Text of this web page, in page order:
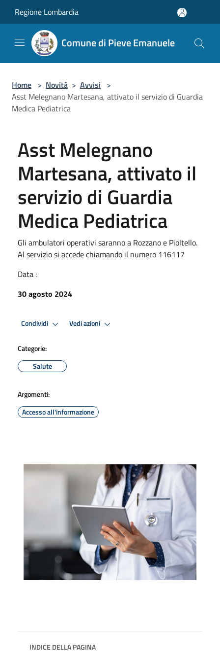
Regione Lombardia
Comune di Pieve Emanuele
Home > Novità > Avvisi >
Asst Melegnano Martesana, attivato il servizio di Guardia
Medica Pediatrica
Asst Melegnano
Martesana, attivato il
servizio di Guardia
Medica Pediatrica
Gli ambulatori operativi saranno a Rozzano e Pioltello.
Al servizio si accede chiamando il numero 116117
Data :
30 agosto 2024
Condividi Vedi azioni
Categorie:
Salute
Argomenti:
Accesso all'informazione
INDICE DELLA PAGINA